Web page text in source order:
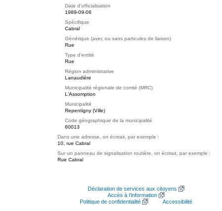
Date d'officialisation
1989-09-06
Spécifique
Cabral
Générique (avec ou sans particules de liaison)
Rue
Type d'entité
Rue
Région administrative
Lanaudière
Municipalité régionale de comté (MRC)
L'Assomption
Municipalité
Repentigny (Ville)
Code géographique de la municipalité
60013
Dans une adresse, on écrirait, par exemple :
10, rue Cabral
Sur un panneau de signalisation routière, on écrirait, par exemple :
Rue Cabral
Déclaration de services aux citoyens
Accès à l’information
Politique de confidentialité
Accessibilité